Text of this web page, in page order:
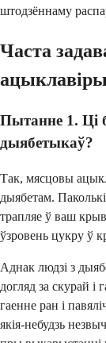
штодзённаму
Часта
ацыклавіры
Пытанне 1. Ці
дыябетыкаў?
Так, мясцовы
дыябетам.
трапляе ў ваш
ўзровень цукру ў
Аднак людзі з
догляд за скурай і
гаенне ран і
якія-небудзь